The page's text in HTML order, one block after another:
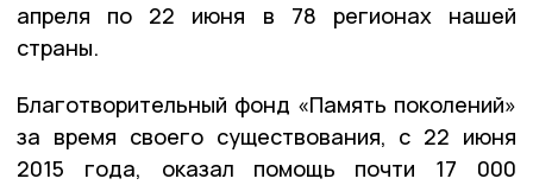
апреля по 22 июня в 78 регионах нашей
страны.
Благотворительный фонд «Память поколений»
за время своего существования, с 22 июня
2015 года, оказал помощь почти 17 000